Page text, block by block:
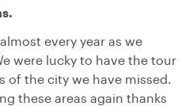
every year as we
were lucky to have the tour
of the city we have missed.
these areas again thanks